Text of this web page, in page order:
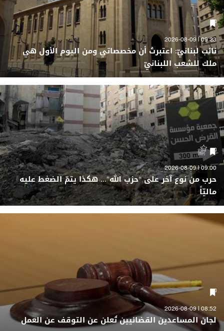
09:23 | 2026-08-09
نائب لبنانيّ: اعتبرتُ أن مخصصاتي ومن اليوم الأول هي
ملك للشعب اللبنانيّ
09:00 | 2026-08-09
حرب من نوع آخر على "حزب الله"... هكذا يتمّ الضغط عليه
ماليّاً
08:52 | 2026-08-09
لجان المساعدين القضائيين تُعلن عن التوقف عن العمل